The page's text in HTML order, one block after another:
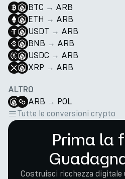
BTC → ARB
ETH → ARB
USDT → ARB
BNB → ARB
USDC → ARB
XRP → ARB
ALTRO
ARB → POL
Tutte le conversioni crypto
Prima la
Costruisci ricchezza digitale